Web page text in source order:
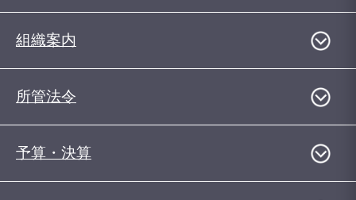
組織案内
所管法令
予算・決算